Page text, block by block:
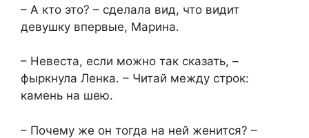
– А кто это? – сделала вид, что видит
девушку впервые, Марина.
– Невеста, если можно так сказать, –
фыркнула Ленка. – Читай между строк:
камень на шею.
– Почему же он тогда на ней женится? –